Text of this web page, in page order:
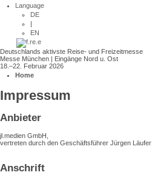
Language
DE
|
EN
Deutschlands aktivste Reise- und Freizeitmesse
Messe München | Eingänge Nord u. Ost
18.–22. Februar 2026
Home
Impressum
Anbieter
jl.medien GmbH,
vertreten durch den Geschäftsführer Jürgen Läufer
Anschrift